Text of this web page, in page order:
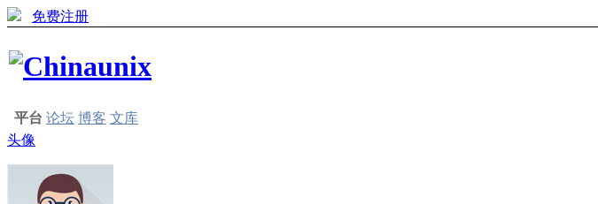
免费注册
平台 论坛 博客 文库
头像